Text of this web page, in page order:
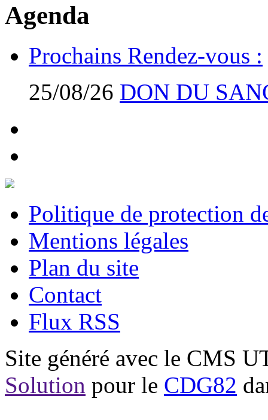
Agenda
Prochains Rendez-vous :
25/08/26 DON DU
Politique de protection
Mentions légales
Plan du site
Contact
Flux RSS
Site généré avec le CMS
Solution pour le CDG82